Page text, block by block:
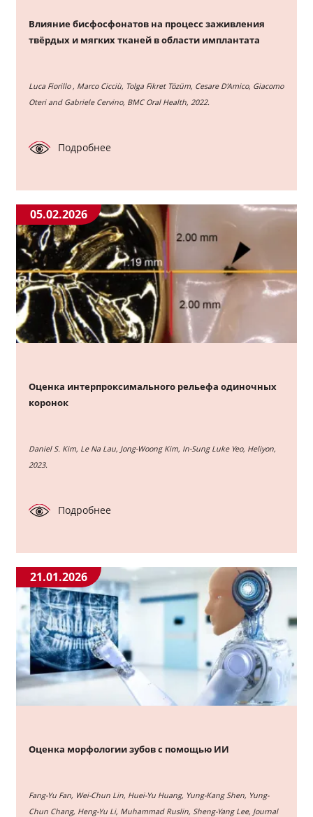
Влияние бисфосфонатов на процесс заживления
твёрдых и мягких тканей в области имплантата
Luca Fiorillo , Marco Cicciù, Tolga Fikret Tözüm, Cesare D’Amico, Giacomo
Oteri and Gabriele Cervino, BMC Oral Health, 2022.
Подробнее
05.02.2026
Оценка интерпроксимального рельефа одиночных
коронок
Daniel S. Kim, Le Na Lau, Jong-Woong Kim, In-Sung Luke Yeo, Heliyon,
2023.
Подробнее
21.01.2026
Оценка морфологии зубов с помощью ИИ
Fang-Yu Fan, Wei-Chun Lin, Huei-Yu Huang, Yung-Kang Shen, Yung-
Chun Chang, Heng-Yu Li, Muhammad Ruslin, Sheng-Yang Lee, Journal